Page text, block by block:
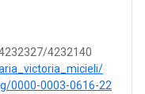
4232140
0000-0003-0616-22